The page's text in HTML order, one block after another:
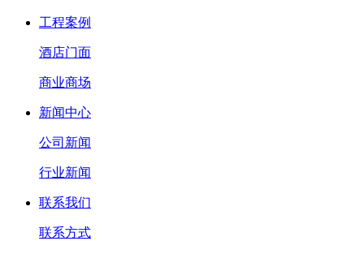
工程案例
酒店门面
商业商场
新闻中心
公司新闻
行业新闻
联系我们
联系方式